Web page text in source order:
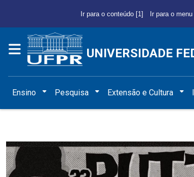
Ir para o conteúdo [1] Ir para o menu
UNIVERSIDADE
Ensino Pesquisa Extensão e Cultura